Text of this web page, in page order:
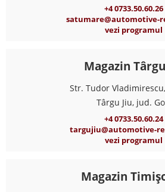
+4 0733.50.60.26
satumare@automotive-
vezi programul
Magazin
Str. Tudor
Târgu Jiu, jud.
+4 0733.50.60.24
targujiu@automotive-
vezi programul
Magazin